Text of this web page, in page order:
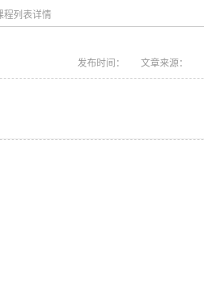
程列表详情
发布时间： 文章来源：